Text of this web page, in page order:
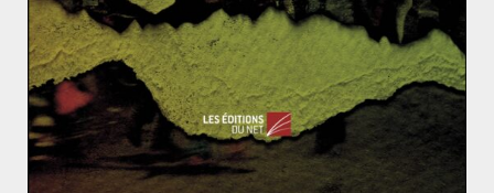
Un autre enjeu pour la Chine est le développement
d’une sphère d’influence maritime. Dans un premier
temps régionale, afin de peser sur les divers conflits
territoriaux l’empêchant de prospecter enoff shore
(avec le Japon et le Vietnam notamment). Mais
également afin de sécuriser des zones de transport
stratégiques comme le détroit de Malacca en proie à la